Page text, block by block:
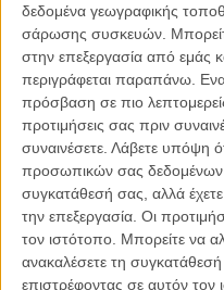
δεδομένα γεωγραφικής
σάρωσης συσκευών.
στην επεξεργασία από εμάς
περιγράφεται παραπάνω.
πρόσβαση σε πιο
προτιμήσεις σας πριν
συναινέσετε. Λάβετε υπόψη
προσωπικών σας δεδομένων
συγκατάθεσή σας, αλλά
την επεξεργασία. Οι
τον ιστότοπο. Μπορείτε να
ανακαλέσετε τη
επιστρέφοντας σε αυτόν τον
Σ.Μ:Το σκακιστικό καφενείο
ένας μυθικός για την Αθήνα
συνύπαρξη του τσίπουρου με
Κολοκοτρώνη και τον
φωτογραφίες όλων των
καδραρισμένος «Ύμνος στο
δίπλα σε σκακιστικά ρολόγια
της σκακιέρας πάνω στο οποίο
άνθρωπος που σιχαίνεται το
τρελλούς. Σε έναν τέτοιο
πραγματικότητα είναι πολύ
μυθοπλασία∙ πως η